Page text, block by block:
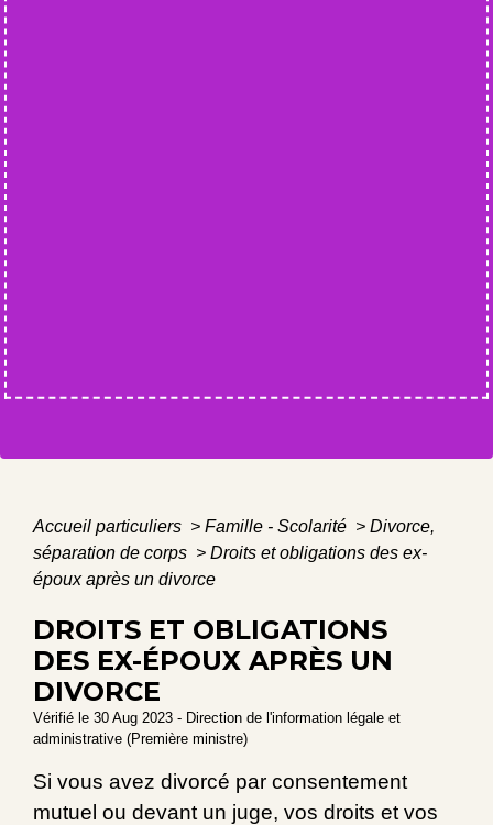
Accueil particuliers > Famille - Scolarité > Divorce,
séparation de corps > Droits et obligations des ex-
époux après un divorce
DROITS ET OBLIGATIONS
DES EX-ÉPOUX APRÈS UN
DIVORCE
Vérifié le 30 Aug 2023 - Direction de l'information légale et
administrative (Première ministre)
Si vous avez divorcé par consentement
mutuel ou devant un juge, vos droits et vos